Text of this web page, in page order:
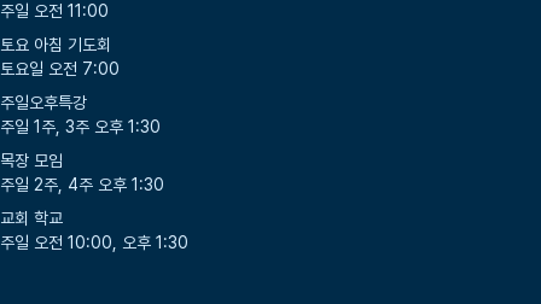
주일 오전 11:00
토요 아침 기도회
토요일 오전 7:00
주일오후특강
주일 1주, 3주 오후 1:30
목장 모임
주일 2주, 4주 오후 1:30
교회 학교
주일 오전 10:00, 오후 1:30